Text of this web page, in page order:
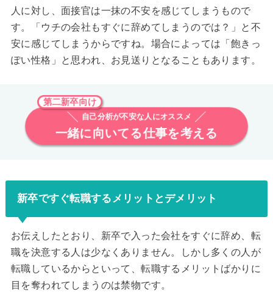
人に対し、面接官は一抹の不安を感じてしまうもので
す。「ウチの会社もすぐに辞めてしまうのでは？」と不
安に感じてしまうからですね。場合によっては「飽きっ
ぽい性格」と思われ、お見送りとなることもあります。
第二新卒向け
自己分析が不安な人にオススメ
一緒に向いてる仕事を考える
新卒ですぐ転職するメリットとデメリット
お伝えしたとおり、新卒で入った会社をすぐに辞め、転
職を決意する人は少なくありません。しかし多くの人が
転職しているからといって、転職するメリットばかりに
目を奪われてしまうのは禁物です。